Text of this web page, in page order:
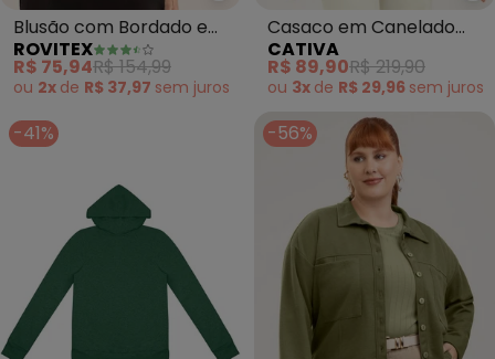
Blusão com Bordado e
Aplique (Verde)
ROVITEX
R$ 75,94R$ 154,99
ou 2x de R$ 37,97 sem juros
Casaco em Canelado
(Verde)
CATIVA
R$ 89,90R$ 219,90
ou 3x de R$ 29,96 sem juros
-41% -56%